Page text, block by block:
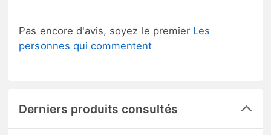
Pas encore d'avis, soyez le premier Les
personnes qui commentent
Derniers produits consultés